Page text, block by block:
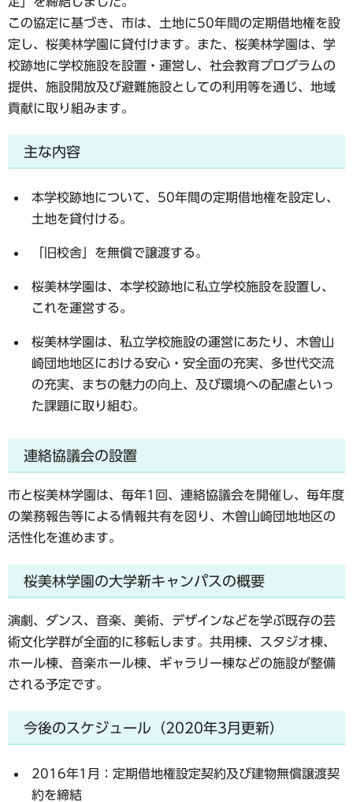
この協定に基づき、市は、土地に50年間の定期借地権を設
定し、桜美林学園に貸付けます。また、桜美林学園は、学
校跡地に学校施設を設置・運営し、社会教育プログラムの
提供、施設開放及び避難施設としての利用等を通じ、地域
貢献に取り組みます。
主な内容
本学校跡地について、50年間の定期借地権を設定し、
土地を貸付ける。
「旧校舎」を無償で譲渡する。
桜美林学園は、本学校跡地に私立学校施設を設置し、
これを運営する。
桜美林学園は、私立学校施設の運営にあたり、木曽山
崎団地地区における安心・安全面の充実、多世代交流
の充実、まちの魅力の向上、及び環境への配慮といっ
た課題に取り組む。
連絡協議会の設置
市と桜美林学園は、毎年1回、連絡協議会を開催し、毎年度
の業務報告等による情報共有を図り、木曽山崎団地地区の
活性化を進めます。
桜美林学園の大学新キャンパスの概要
演劇、ダンス、音楽、美術、デザインなどを学ぶ既存の芸
術文化学群が全面的に移転します。共用棟、スタジオ棟、
ホール棟、音楽ホール棟、ギャラリー棟などの施設が整備
される予定です。
今後のスケジュール（2020年3月更新）
2016年1月：定期借地権設定契約及び建物無償譲渡契
約を締結